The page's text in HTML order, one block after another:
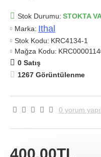
Stok Durumu: STOKTA
Marka: Ithal
Stok Kodu: KRC4134-1
Mağza Kodu:
0 Satış
1267 Görüntülenme
0 yorum